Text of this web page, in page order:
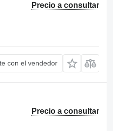
Precio a consultar
con el vendedor
Precio a consultar